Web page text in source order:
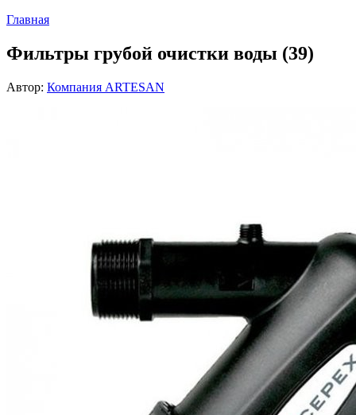
Главная
Фильтры грубой очистки воды (39)
Автор: Компания ARTESAN